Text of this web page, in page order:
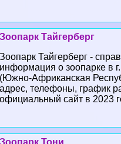
Зоопарк Тайгерберг
Зоопарк Тайгерберг -
информация о зоопарке в
(Южно-Африканская
адрес, телефоны, график
официальный сайт в 2023